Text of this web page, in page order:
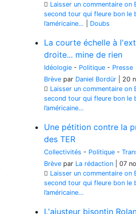
Laisser un commentaire on
second tour qui fleure bon le
l’américaine…
Doubs
La courte échelle à
droite... mine de rien
Idéologie - Politique - Presse
Brève par Daniel Bordür 20
Laisser un commentaire on
second tour qui fleure bon le
l’américaine…
Une pétition contre la
des TER
Collectivités - Politique -
Brève par La rédaction 07
Laisser un commentaire on
second tour qui fleure bon le
l’américaine…
L'ajusteur bisontin